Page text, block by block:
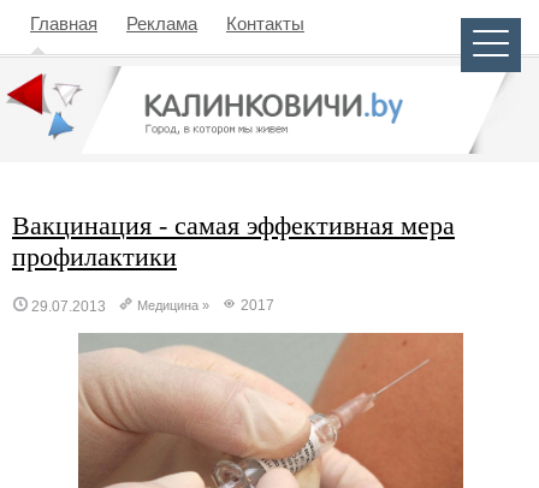
Главная Реклама Контакты
Вакцинация - самая эффективная мера
профилактики
29.07.2013 Медицина » 2017